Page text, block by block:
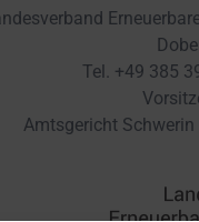
Tel. +49 385
Amtsgericht